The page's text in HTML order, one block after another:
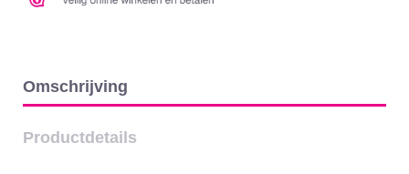
Omschrijving
Productdetails